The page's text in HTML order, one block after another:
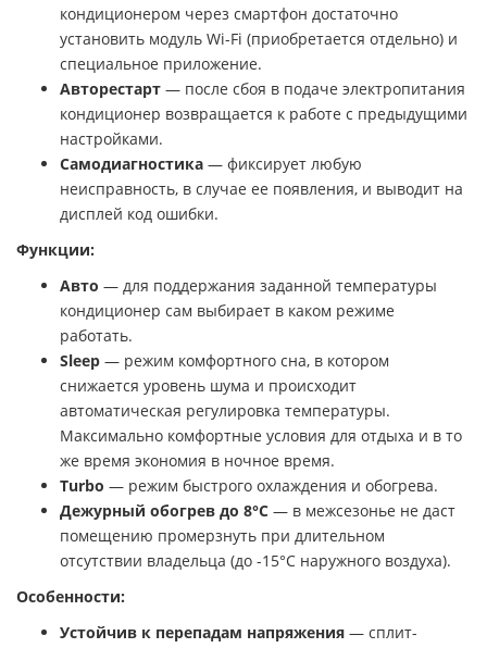
кондиционером через смартфон достаточно
установить модуль Wi-Fi (приобретается отдельно) и
специальное приложение.
Авторестарт — после сбоя в подаче электропитания
кондиционер возвращается к работе с предыдущими
настройками.
Самодиагностика — фиксирует любую
неисправность, в случае ее появления, и выводит на
дисплей код ошибки.
Функции:
Авто — для поддержания заданной температуры
кондиционер сам выбирает в каком режиме
работать.
Sleep — режим комфортного сна, в котором
снижается уровень шума и происходит
автоматическая регулировка температуры.
Максимально комфортные условия для отдыха и в то
же время экономия в ночное время.
Turbo — режим быстрого охлаждения и обогрева.
Дежурный обогрев до 8°С — в межсезонье не даст
помещению промерзнуть при длительном
отсутствии владельца (до -15°С наружного воздуха).
Особенности:
Устойчив к перепадам напряжения — сплит-